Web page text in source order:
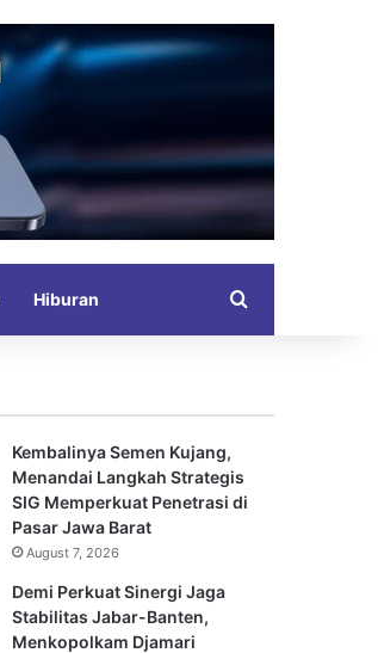
Hiburan
Kembalinya Semen Kujang,
Menandai Langkah Strategis
SIG Memperkuat Penetrasi di
Pasar Jawa Barat
August 7, 2026
Demi Perkuat Sinergi Jaga
Stabilitas Jabar-Banten,
Menkopolkam Djamari